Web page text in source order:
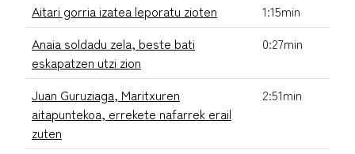
Aitari gorria izatea leporatu zioten
1:15min
Anaia soldadu zela, beste bati
eskapatzen utzi zion
0:27min
Juan Guruziaga, Maritxuren
aitapuntekoa, errekete nafarrek erail
zuten
2:51min